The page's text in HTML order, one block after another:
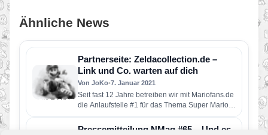
Ähnliche News
Partnerseite: Zeldacollection.de –
Link und Co. warten auf dich
Von JoKo•7. Januar 2021
Seit fast 12 Jahre betreiben wir mit Mariofans.de
die Anlaufstelle #1 für das Thema Super Mario.
Mit unseren…
Pressemitteilung NMag #65 – Und es